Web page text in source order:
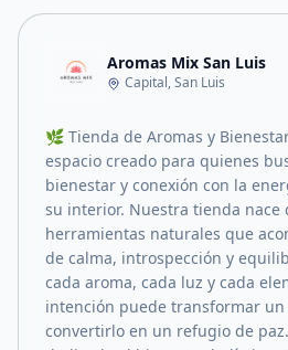
Aromas Mix San Luis
Capital, San Luis
🌿 Tienda de Aromas y
espacio creado para quienes
bienestar y conexión con la
su interior. Nuestra tienda nace
herramientas naturales que
de calma, introspección y
cada aroma, cada luz y cada
intención puede transformar
convertirlo en un refugio de